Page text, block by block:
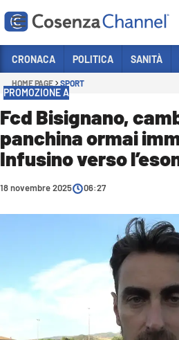
Sezioni
CRONACA
POLITICA
COSENZA CALCIO
ECONOMIA E LAVORO
CULTURA
CRONACA POLITICA SANITÀ
HOME PAGE SPORT
PROMOZIONE A
Fcd Bisignano,
panchina ormai
Infusino verso
18 novembre 2025 06:27